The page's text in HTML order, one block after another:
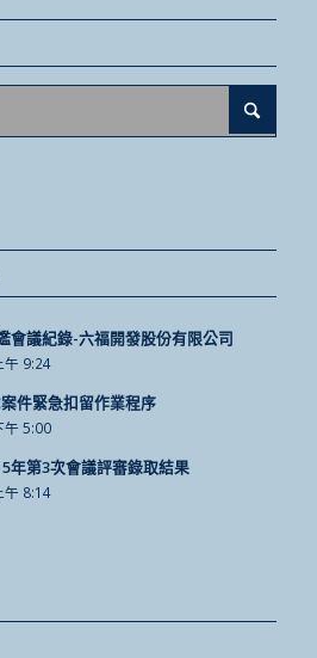
會議紀錄-六福開發股份有限公司
午 9:24
件緊急扣留作業程序
午 5:00
年第3次會議評審錄取結果
午 8:14